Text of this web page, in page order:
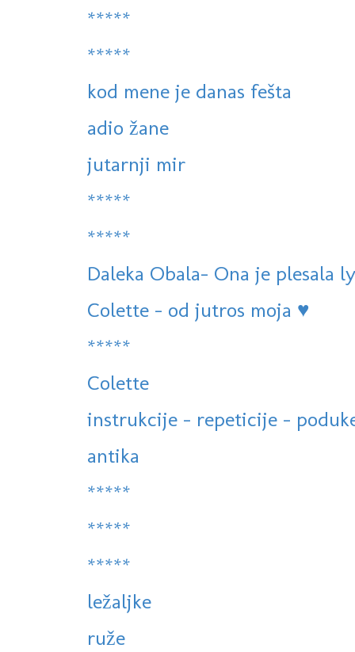
*****
*****
kod mene je danas fešta
adio žane
jutarnji mir
*****
*****
Daleka Obala- Ona je plesala
Colette - od jutros moja ♥
*****
Colette
instrukcije - repeticije -
antika
*****
*****
*****
ležaljke
ruže